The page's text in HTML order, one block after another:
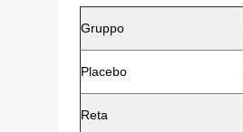
Gruppo
Placebo
Reta